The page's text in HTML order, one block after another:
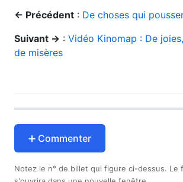
← Précédent : De choses qui
Suivant → : Vidéo Kinomap : De
de misères
➕ Commenter
Notez le n° de billet qui figure ci-dessus. Le